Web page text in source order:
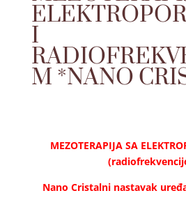
I
M *NANO
MEZOTERAPIJA SA
Nano Cristalni nastavak